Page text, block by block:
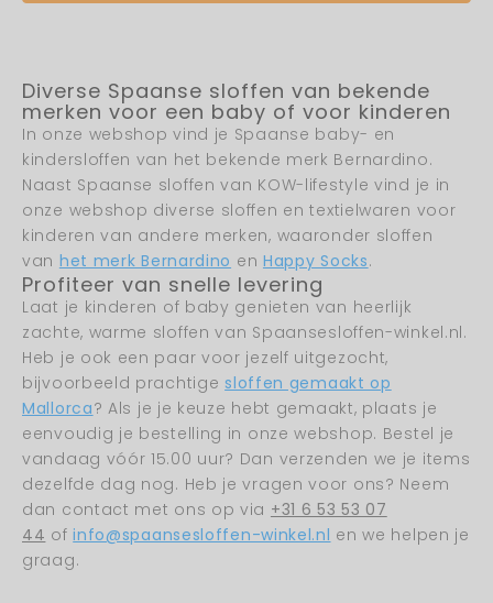
Diverse Spaanse sloffen van bekende
merken voor een baby of voor kinderen
In onze webshop vind je Spaanse baby- en
kindersloffen van het bekende merk Bernardino.
Naast Spaanse sloffen van KOW-lifestyle vind je in
onze webshop diverse sloffen en textielwaren voor
kinderen van andere merken, waaronder sloffen
van het merk Bernardino en Happy Socks.
Profiteer van snelle levering
Laat je kinderen of baby genieten van heerlijk
zachte, warme sloffen van Spaansesloffen-winkel.nl.
Heb je ook een paar voor jezelf uitgezocht,
bijvoorbeeld prachtige sloffen gemaakt op
Mallorca? Als je je keuze hebt gemaakt, plaats je
eenvoudig je bestelling in onze webshop. Bestel je
vandaag vóór 15.00 uur? Dan verzenden we je items
dezelfde dag nog. Heb je vragen voor ons? Neem
dan contact met ons op via +31 6 53 53 07
44 ofinfo@spaansesloffen-winkel.nl en we helpen je
graag.